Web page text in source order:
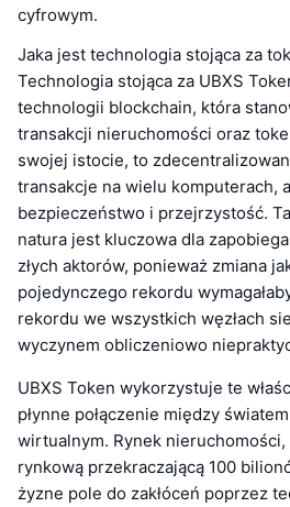
cyfrowym.
Jaka jest technologia stojąca za
Technologia stojąca za UBXS
technologii blockchain, która
transakcji nieruchomości oraz
swojej istocie, to
transakcje na wielu komputerach,
bezpieczeństwo i przejrzystość.
natura jest kluczowa dla
złych aktorów, ponieważ zmiana
pojedynczego rekordu
rekordu we wszystkich węzłach
wyczynem obliczeniowo
UBXS Token wykorzystuje te
płynne połączenie między
wirtualnym. Rynek
rynkową przekraczającą 100
żyzne pole do zakłóceń poprzez